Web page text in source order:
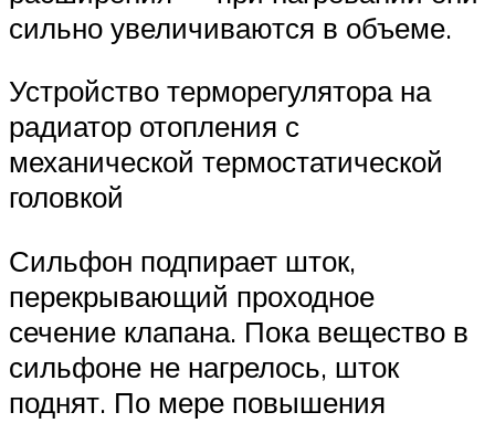
сильно увеличиваются в объеме.
Устройство терморегулятора на
радиатор отопления с
механической термостатической
головкой
Сильфон подпирает шток,
перекрывающий проходное
сечение клапана. Пока вещество в
сильфоне не нагрелось, шток
поднят. По мере повышения